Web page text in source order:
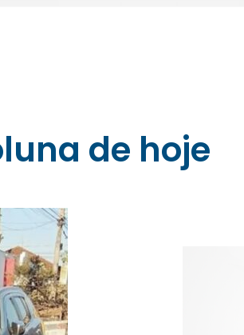
de hoje